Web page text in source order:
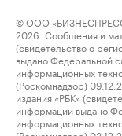
© ООО
2026. Сообщения и
(свидетельство о
выдано Федеральной
информационных
(Роскомнадзор)
издания «РБК»
информации выдано
информационных